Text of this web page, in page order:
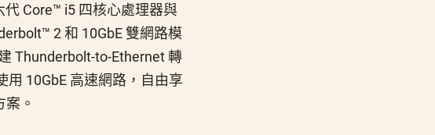
Core™ i5 四核心處理器與
2 和 10GbE 雙網路模
Thunderbolt-to-Ethernet 轉
10GbE 高速網路，自由享
。